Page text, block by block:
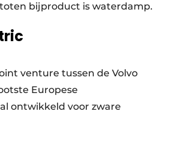
bijproduct is waterdamp.
venture tussen de Volvo
Europese
ontwikkeld voor zware